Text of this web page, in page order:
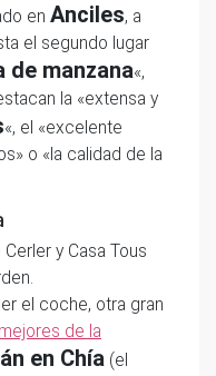
en Anciles, a
el segundo lugar
de manzana«,
la «extensa y
«, el «excelente
o «la calidad de la
y Casa Tous
el coche, otra gran
mejores de la
en Chía (el